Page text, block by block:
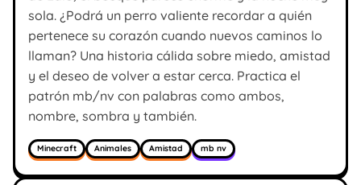
sola. ¿Podrá un perro valiente recordar a quién
pertenece su corazón cuando nuevos caminos lo
llaman? Una historia cálida sobre miedo, amistad
y el deseo de volver a estar cerca. Practica el
patrón mb/nv con palabras como ambos,
nombre, sombra y también.
Minecraft Animales Amistad mb nv